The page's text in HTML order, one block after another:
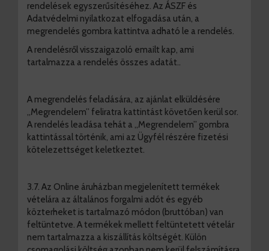
rendelések egyszerűsítéséhez. Az ÁSZF és
Adatvédelmi nyilatkozat elfogadása után, a
megrendelés gombra kattintva adható le a rendelés.
A rendelésről visszaigazoló emailt kap, ami
tartalmazza a rendelés összes adatát..
A megrendelés feladására, az ajánlat elküldésére
„Megrendelem” feliratra kattintást követően kerül sor.
A rendelés leadása tehát a „Megrendelem” gombra
kattintással történik, ami az Ügyfél részére fizetési
kötelezettséget keletkeztet.
3.7. Az Online áruházban megjelenített termékek
vételára az általános forgalmi adót és egyéb
közterheket is tartalmazó módon (bruttóban) van
feltüntetve. A termékek mellett feltüntetett vételár
nem tartalmazza a kiszállítás költségét. Külön